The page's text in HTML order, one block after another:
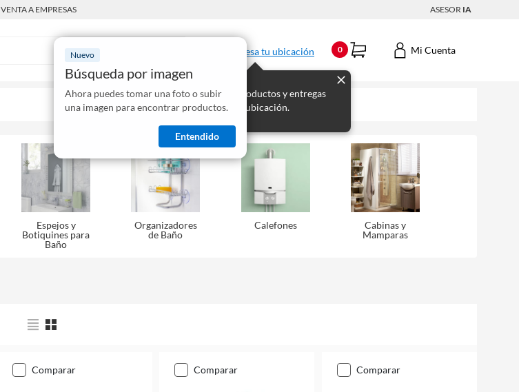
VENTA A EMPRESAS ASESOR IA
Nuevo
Búsqueda por imagen
Ahora puedes tomar una foto o subir
una imagen para encontrar productos.
Entendido
Ingresa tu ubicación
Mostraremos los productos y entregas
disponibles para tu ubicación.
0 Mi Cuenta
Espejos y
Botiquines para
Baño
Organizadores
de Baño
Calefones
Cabinas y
Mamparas
comparar comparar comparar